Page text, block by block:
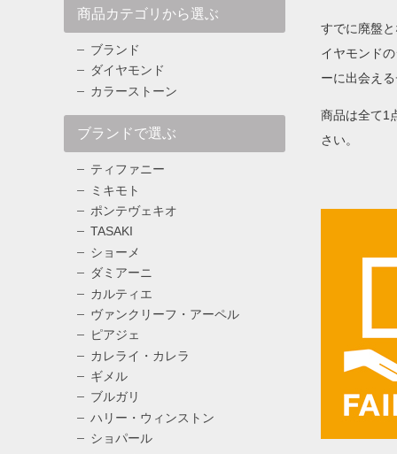
商品カテゴリから選ぶ
ブランド
ダイヤモンド
カラーストーン
ブランドで選ぶ
ティファニー
ミキモト
ポンテヴェキオ
TASAKI
ショーメ
ダミアーニ
カルティエ
ヴァンクリーフ・アーペル
ピアジェ
カレライ・カレラ
ギメル
ブルガリ
ハリー・ウィンストン
ショパール
すでに廃盤
イヤモンド
ーに出会える
商品は全て1
さい。